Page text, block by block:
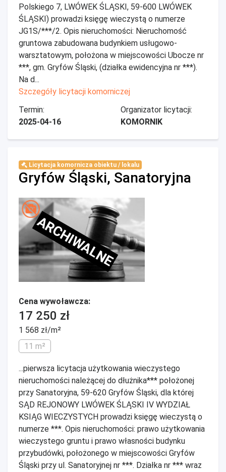
Polskiego 7, LWÓWEK ŚLĄSKI, 59-600 LWÓWEK
ŚLĄSKI) prowadzi księgę wieczystą o numerze
JG1S/***/2. Opis nieruchomości: Nieruchomość
gruntowa zabudowana budynkiem usługowo-
warsztatowym, położona w miejscowości Ubocze nr
***, gm. Gryfów Śląski, (działka ewidencyjna nr ***).
Na d...
Szczegóły licytacji komorniczej
Termin:
2025-04-16
Organizator licytacji:
KOMORNIK
Licytacja komornicza obiektu / lokalu
Gryfów Śląski, Sanatoryjna
ARCHIWALNE
Cena wywoławcza:
17 250 zł
1 568 zł/m²
11 m²
...pierwsza licytacja użytkowania wieczystego
nieruchomości należącej do dłużnika*** położonej
przy Sanatoryjna, 59-620 Gryfów Śląski, dla której
SĄD REJONOWY LWÓWEK ŚLĄSKI IV WYDZIAŁ
KSIĄG WIECZYSTYCH prowadzi księgę wieczystą o
numerze ***. Opis nieruchomości: prawo użytkowania
wieczystego gruntu i prawo własności budynku
przybudówki, położonego w miejscowości Gryfów
Śląski przy ul. Sanatoryjnej nr ***. Działka nr *** wraz